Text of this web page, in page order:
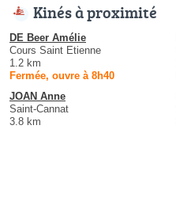
Kinés à proximité
DE Beer Amélie
Cours Saint Etienne
1.2 km
Fermée, ouvre à 8h40
JOAN Anne
Saint-Cannat
3.8 km